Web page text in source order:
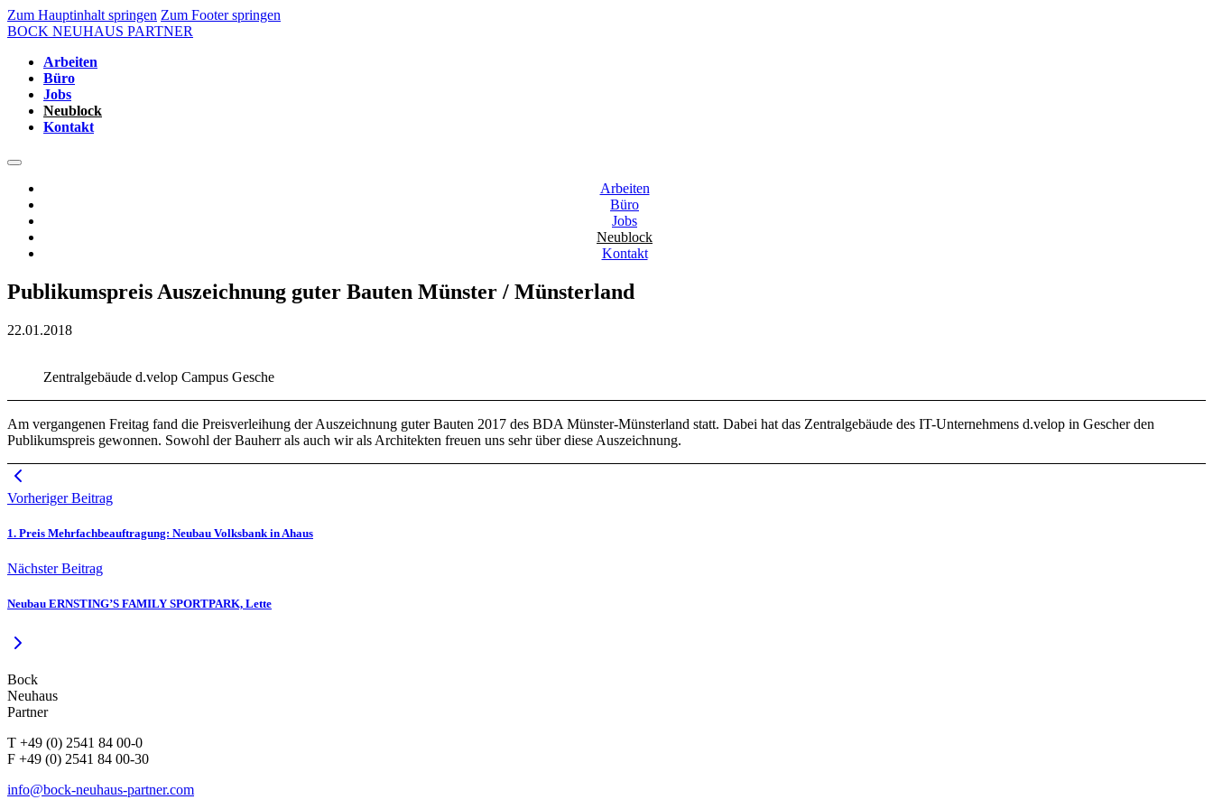
Zum Hauptinhalt springen Zum Footer springen
BOCK NEUHAUS PARTNER
Arbeiten
Büro
Jobs
Neublock
Kontakt
Arbeiten
Büro
Jobs
Neublock
Kontakt
Publikumspreis Auszeichnung guter Bauten Münster / Münsterland
22.01.2018
Zentralgebäude d.velop Campus Gesche
Am vergangenen Freitag fand die Preisverleihung der Auszeichnung guter Bauten 2017 des BDA Münster-Münsterland statt. Dabei hat das Zentralgebäude des IT-Unternehmens d.velop in Gescher den
Publikumspreis gewonnen. Sowohl der Bauherr als auch wir als Architekten freuen uns sehr über diese Auszeichnung.
Vorheriger Beitrag
1. Preis Mehrfachbeauftragung: Neubau Volksbank in Ahaus
Nächster Beitrag
Neubau ERNSTING’S FAMILY SPORTPARK, Lette
Bock
Neuhaus
Partner
T +49 (0) 2541 84 00-0
F +49 (0) 2541 84 00-30
info@bock-neuhaus-partner.com